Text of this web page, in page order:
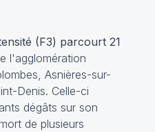
(F3) parcourt 21
l'agglomération
Asnières-sur-
Denis. Celle-ci
dégâts sur son
de plusieurs